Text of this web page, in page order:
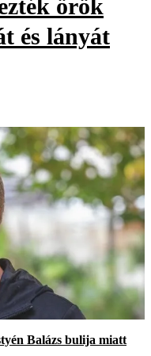
örök
és lányát
Balázs bulija miatt